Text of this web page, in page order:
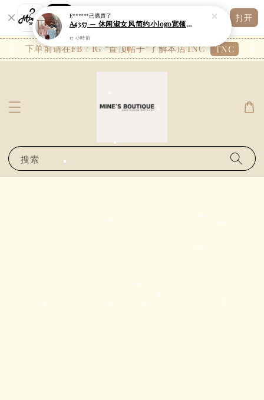
Shopping: 追踪您的订单
您信赖的商店
打开
下单前请在FB / IG “置顶帖子”了解本店TNC TNC
搜索
17 小時前